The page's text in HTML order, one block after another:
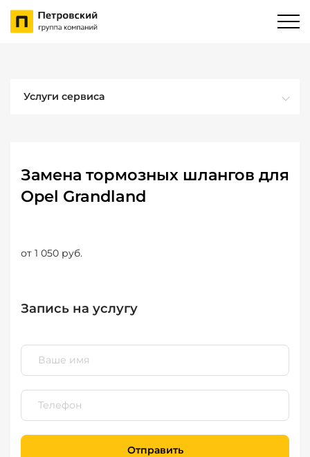
Услуги сервиса
Замена тормозных шлангов для
Opel Grandland
от 1 050 руб.
Запись на услугу
Отправить